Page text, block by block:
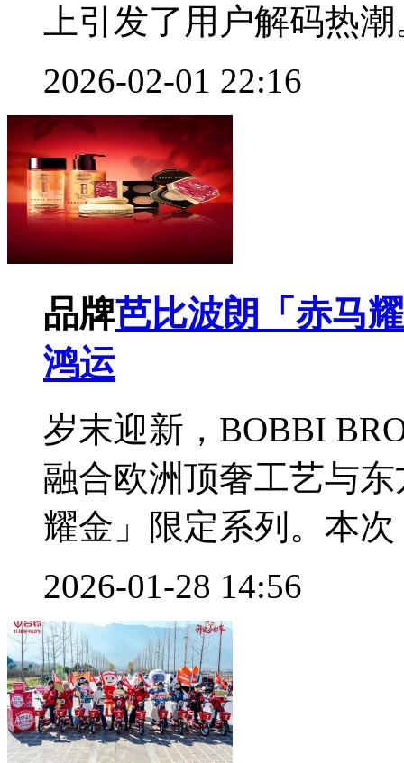
上引发了用户解码热
2026-02-01 22:16
品牌芭比波朗「赤马
鸿运
岁末迎新，BOBBI
融合欧洲顶奢工艺与
耀金」限定系列。本
2026-01-28 14:56